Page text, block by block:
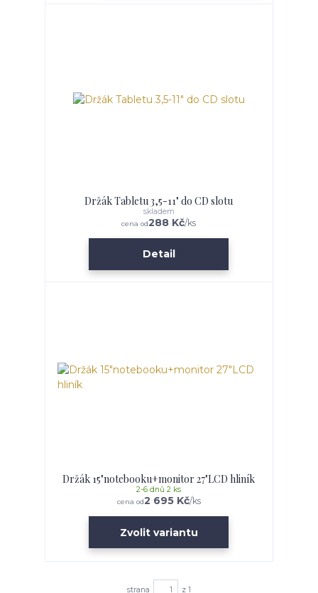
Držák Tabletu 3,5-11" do CD slotu
cena od288 Kč/ks
skladem
Detail
Držák 15"notebooku+monitor 27"LCD hliník
cena od2 695 Kč/ks
2-6 dnů 2 ks
Zvolit variantu
strana z 1